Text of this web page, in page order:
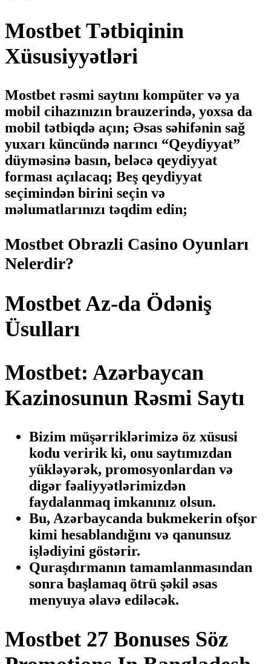
Mostbet Tətbiqinin
Xüsusiyyətləri
Mostbet rəsmi saytını kompüter və ya
mobil cihazınızın brauzerində, yoxsa da
mobil tətbiqdə açın; Əsas səhifənin sağ
yuxarı küncündə narıncı “Qeydiyyat”
düyməsinə basın, beləcə qeydiyyat
forması açılacaq; Beş qeydiyyat
seçimindən birini seçin və
məlumatlarınızı təqdim edin;
Mostbet Obrazli Casino Oyunları
Nelerdir?
Mostbet Az-da Ödəniş
Üsulları
Mostbet: Azərbaycan
Kazinosunun Rəsmi Saytı
Bizim müşərriklərimizə öz xüsusi
kodu veririk ki, onu saytımızdan
yükləyərək, promosyonlardan və
digər fəaliyyətlərimizdən
faydalanmaq imkanınız olsun.
Bu, Azərbaycanda bukmekerin ofşor
kimi hesablandığını və qanunsuz
işlədiyini göstərir.
Quraşdırmanın tamamlanmasından
sonra başlamaq ötrü şəkil əsas
menyuya əlavə ediləcək.
Mostbet 27 Bonuses Söz